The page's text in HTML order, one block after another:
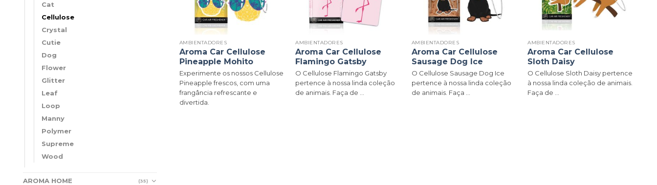
Cat
Cellulose
Crystal
Cutie
Dog
Flower
Glitter
Leaf
Loop
Manny
Polymer
Supreme
Wood
AROMA HOME (35)
AMBIENTADORES
Aroma Car Cellulose
Pineapple Mohito
Experimente os nossos Cellulose
Pineapple frescos, com uma
frangância refrescante e
divertida.
AMBIENTADORES
Aroma Car Cellulose
Flamingo Gatsby
O Cellulose Flamingo Gatsby
pertence à nossa linda coleção
de animais. Faça de ...
AMBIENTADORES
Aroma Car Cellulose
Sausage Dog Ice
O Cellulose Sausage Dog Ice
pertence à nossa linda coleção
de animais. Faça ...
AMBIENTADORES
Aroma Car Cellulose
Sloth Daisy
O Cellulose Sloth Daisy pertence
à nossa linda coleção de animais.
Faça de ...